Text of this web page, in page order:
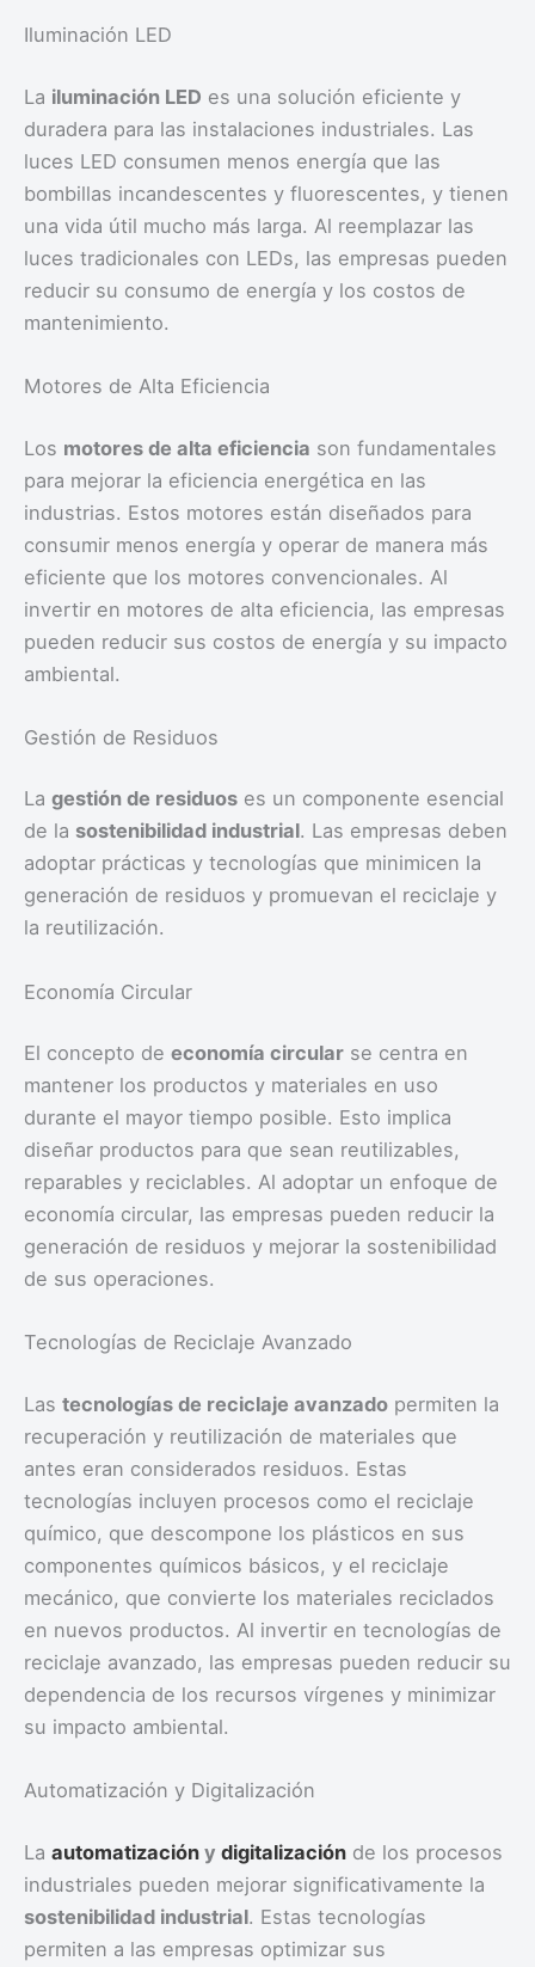
Iluminación LED
La iluminación LED es una solución eficiente y
duradera para las instalaciones industriales. Las
luces LED consumen menos energía que las
bombillas incandescentes y fluorescentes, y tienen
una vida útil mucho más larga. Al reemplazar las
luces tradicionales con LEDs, las empresas pueden
reducir su consumo de energía y los costos de
mantenimiento.
Motores de Alta Eficiencia
Los motores de alta eficiencia son fundamentales
para mejorar la eficiencia energética en las
industrias. Estos motores están diseñados para
consumir menos energía y operar de manera más
eficiente que los motores convencionales. Al
invertir en motores de alta eficiencia, las empresas
pueden reducir sus costos de energía y su impacto
ambiental.
Gestión de Residuos
La gestión de residuos es un componente esencial
de la sostenibilidad industrial. Las empresas deben
adoptar prácticas y tecnologías que minimicen la
generación de residuos y promuevan el reciclaje y
la reutilización.
Economía Circular
El concepto de economía circular se centra en
mantener los productos y materiales en uso
durante el mayor tiempo posible. Esto implica
diseñar productos para que sean reutilizables,
reparables y reciclables. Al adoptar un enfoque de
economía circular, las empresas pueden reducir la
generación de residuos y mejorar la sostenibilidad
de sus operaciones.
Tecnologías de Reciclaje Avanzado
Las tecnologías de reciclaje avanzado permiten la
recuperación y reutilización de materiales que
antes eran considerados residuos. Estas
tecnologías incluyen procesos como el reciclaje
químico, que descompone los plásticos en sus
componentes químicos básicos, y el reciclaje
mecánico, que convierte los materiales reciclados
en nuevos productos. Al invertir en tecnologías de
reciclaje avanzado, las empresas pueden reducir su
dependencia de los recursos vírgenes y minimizar
su impacto ambiental.
Automatización y Digitalización
La automatización y digitalización de los procesos
industriales pueden mejorar significativamente la
sostenibilidad industrial. Estas tecnologías
permiten a las empresas optimizar sus